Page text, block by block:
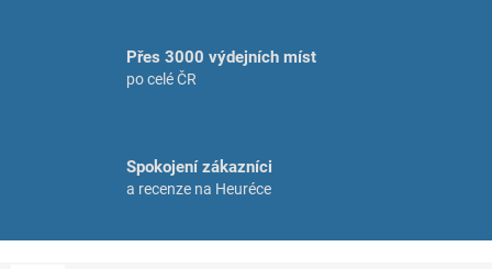
Přes 3000 výdejních míst
po celé ČR
Spokojení zákazníci
a recenze na Heuréce